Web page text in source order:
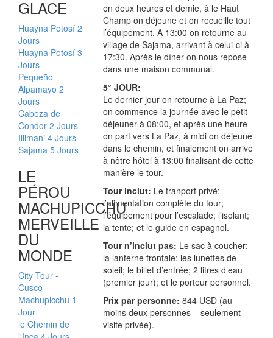
GLACE
Huayna Potosí 2
Jours
Huayna Potosí 3
Jours
Pequeño
Alpamayo 2
Jours
Cabeza de
Condor 2 Jours
Illimani 4 Jours
Sajama 5 Jours
LE
PÉROU
MACHUPICCHU
MERVEILLE
DU
MONDE
City Tour -
Cusco
Machupicchu 1
Jour
le Chemin de
en deux heures et demie, à le Haut
Champ on déjeune et on recueille tout
l’équipement. A 13:00 on retourne au
village de Sajama, arrivant à celui-ci à
17:30. Après le dîner on nous repose
dans une maison communal.
5° JOUR:
Le dernier jour on retourne à La Paz;
on commence la journée avec le petit-
déjeuner à 08:00, et après une heure
on part vers La Paz, à midi on déjeune
dans le chemin, et finalement on arrive
à nôtre hôtel à 13:00 finalisant de cette
manière le tour.
Tour inclut: Le tranport privé;
l’alimentation complète du tour;
l’équipement pour l’escalade; l’isolant;
la tente; et le guide en espagnol.
Tour n’inclut pas: Le sac à coucher;
la lanterne frontale; les lunettes de
soleil; le billet d’entrée; 2 litres d’eau
(premier jour); et le porteur personnel.
Prix par personne:844 USD (au
moins deux personnes – seulement
visite privée).